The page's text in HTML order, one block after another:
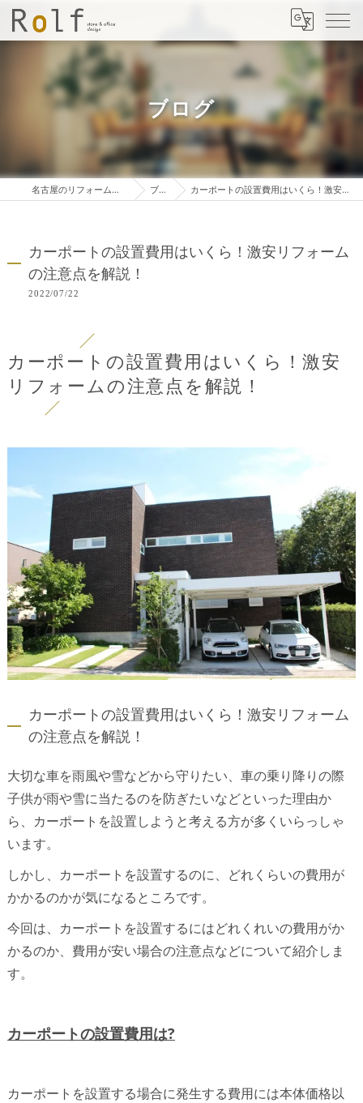
ブログ
名古屋のリフォームは株式会社ロルフ ブログ カーポートの設置費用はいくら！激安リフォームの注意点を解説！
カーポートの設置費用はいくら！激安リフォーム
の注意点を解説！
2022/07/22
カーポートの設置費用はいくら！激安
リフォームの注意点を解説！
カーポートの設置費用はいくら！激安リフォーム
の注意点を解説！
大切な車を雨風や雪などから守りたい、車の乗り降りの際
子供が雨や雪に当たるのを防ぎたいなどといった理由か
ら、カーポートを設置しようと考える方が多くいらっしゃ
います。
しかし、カーポートを設置するのに、どれくらいの費用が
かかるのかが気になるところです。
今回は、カーポートを設置するにはどれくれいの費用がか
かるのか、費用が安い場合の注意点などについて紹介しま
す。
カーポートの設置費用は?
カーポートを設置する場合に発生する費用には本体価格以